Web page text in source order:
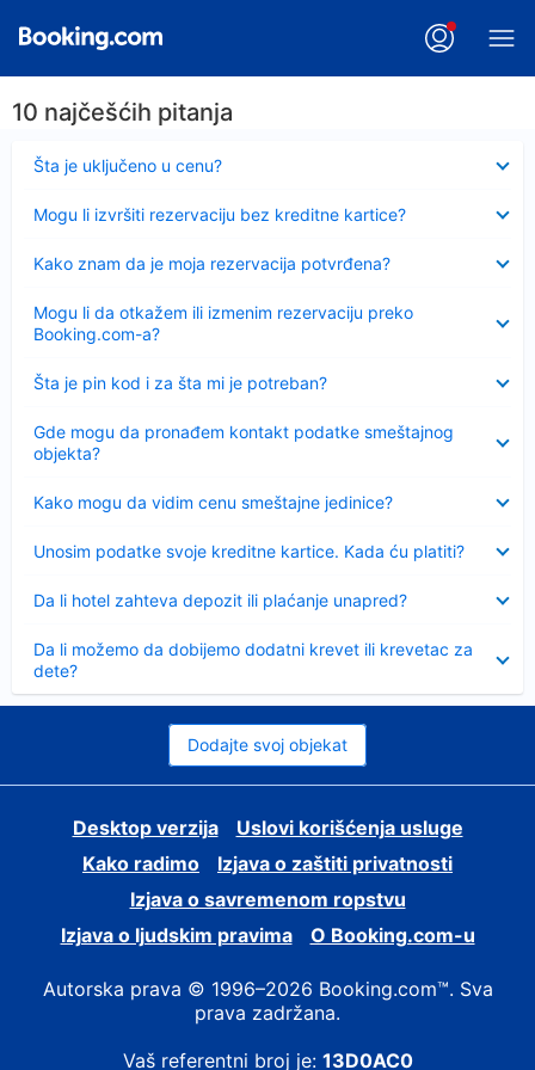
10 najčešćih pitanja
Šta je uključeno u cenu?
Sažeto
Mogu li izvršiti rezervaciju bez kreditne kartice?
Kako znam da je moja rezervacija potvrđena?
Mogu li da otkažem ili izmenim rezervaciju preko
Booking.com-a?
Šta je pin kod i za šta mi je potreban?
Sažeto
Gde mogu da pronađem kontakt podatke smeštajnog
objekta?
Kako mogu da vidim cenu smeštajne jedinice?
Unosim podatke svoje kreditne kartice. Kada ću platiti?
Da li hotel zahteva depozit ili plaćanje unapred?
Da li možemo da dobijemo dodatni krevet ili krevetac za
dete?
Dodajte svoj objekat
Desktop verzija
Uslovi korišćenja usluge
Kako radimo
Izjava o zaštiti privatnosti
Izjava o savremenom ropstvu
Izjava o ljudskim pravima
О Booking.com-u
Autorska prava © 1996–2026 Booking.com™. Sva
prava zadržana.
Vaš referentni broj je: 13D0AC0